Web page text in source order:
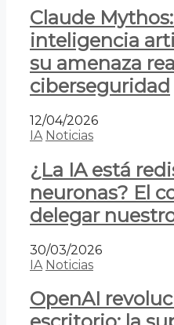
Claude
inteligencia
su amenaza
ciberseguridad
12/04/2026
IA Noticias
¿La IA está
neuronas? El
delegar
30/03/2026
IA Noticias
OpenAI